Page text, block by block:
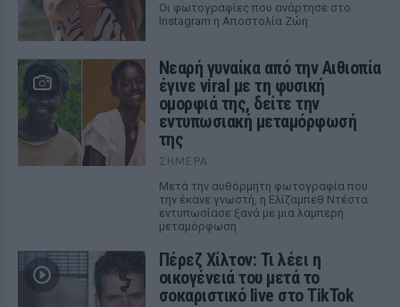
Οι φωτογραφίες που ανάρτησε στο
Instagram η Αποστολία Ζώη
Νεαρή γυναίκα από την Αιθιοπία
έγινε viral με τη φυσική
ομορφιά της, δείτε την
εντυπωσιακή μεταμόρφωσή
της
ΣΉΜΕΡΑ
Μετά την αυθόρμητη φωτογραφία που
την έκανε γνωστή, η Ελίζαμπεθ Ντέστα
εντυπωσίασε ξανά με μια λαμπερή
μεταμόρφωση
Πέρεζ Χίλτον: Τι λέει η
οικογένειά του μετά το
σοκαριστικό live στο TikTok